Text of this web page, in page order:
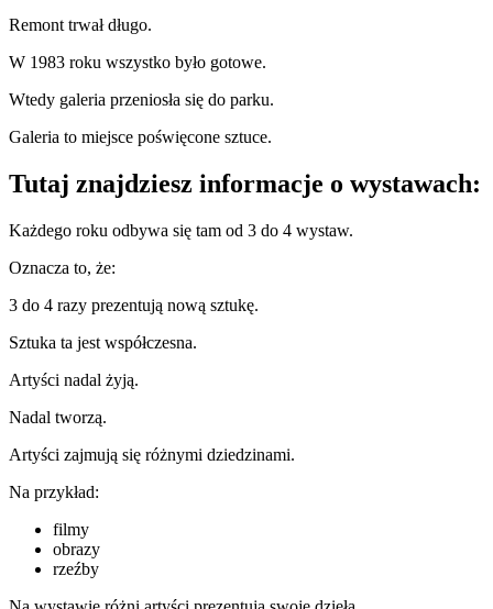
Remont trwał długo.
W 1983 roku wszystko było gotowe.
Wtedy galeria przeniosła się do parku.
Galeria to miejsce poświęcone sztuce.
Tutaj znajdziesz informacje o wystawach:
Każdego roku odbywa się tam od 3 do 4 wystaw.
Oznacza to, że:
3 do 4 razy prezentują nową sztukę.
Sztuka ta jest współczesna.
Artyści nadal żyją.
Nadal tworzą.
Artyści zajmują się różnymi dziedzinami.
Na przykład:
filmy
obrazy
rzeźby